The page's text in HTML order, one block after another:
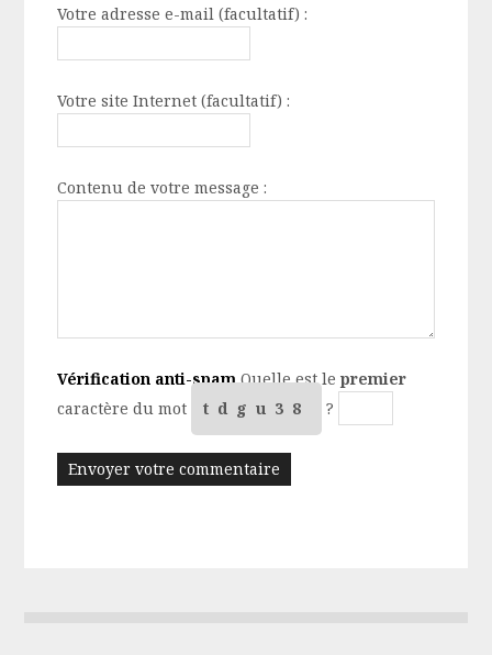
Votre adresse e-mail (facultatif) :
Votre site Internet (facultatif) :
Contenu de votre message :
Vérification anti-spam Quelle est lepremier
caractère du mot
tdgu38 ?